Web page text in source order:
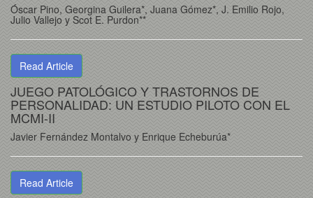
Óscar Pino, Georgina Guilera*, Juana Gómez*, J. Emilio Rojo,
Julio Vallejo y Scot E. Purdon**
Read Article
JUEGO PATOLÓGICO Y TRASTORNOS DE
PERSONALIDAD: UN ESTUDIO PILOTO CON EL
MCMI-II
Javier Fernández Montalvo y Enrique Echeburúa*
Read Article